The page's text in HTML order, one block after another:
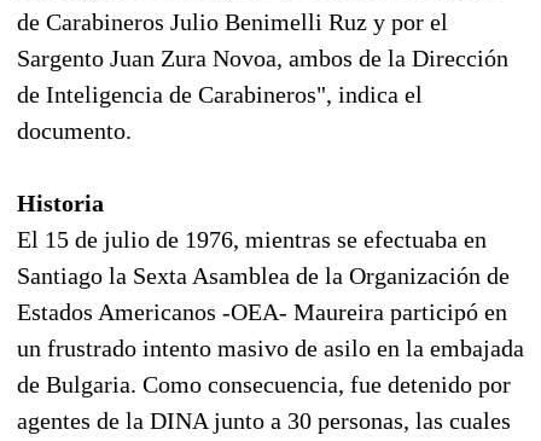
de Carabineros Julio Benimelli Ruz y por el
Sargento Juan Zura Novoa, ambos de la Dirección
de Inteligencia de Carabineros", indica el
documento.
Historia
El 15 de julio de 1976, mientras se efectuaba en
Santiago la Sexta Asamblea de la Organización de
Estados Americanos -OEA- Maureira participó en
un frustrado intento masivo de asilo en la embajada
de Bulgaria. Como consecuencia, fue detenido por
agentes de la DINA junto a 30 personas, las cuales